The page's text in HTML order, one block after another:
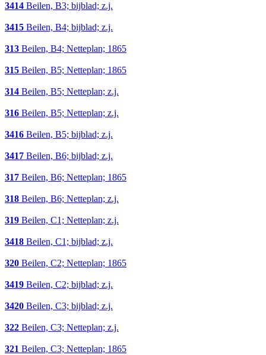
3414 Beilen, B3; bijblad; z.j.
3415 Beilen, B4; bijblad; z.j.
313 Beilen, B4; Netteplan; 1865
315 Beilen, B5; Netteplan; 1865
314 Beilen, B5; Netteplan; z.j.
316 Beilen, B5; Netteplan; z.j.
3416 Beilen, B5; bijblad; z.j.
3417 Beilen, B6; bijblad; z.j.
317 Beilen, B6; Netteplan; 1865
318 Beilen, B6; Netteplan; z.j.
319 Beilen, C1; Netteplan; z.j.
3418 Beilen, C1; bijblad; z.j.
320 Beilen, C2; Netteplan; 1865
3419 Beilen, C2; bijblad; z.j.
3420 Beilen, C3; bijblad; z.j.
322 Beilen, C3; Netteplan; z.j.
321 Beilen, C3; Netteplan; 1865